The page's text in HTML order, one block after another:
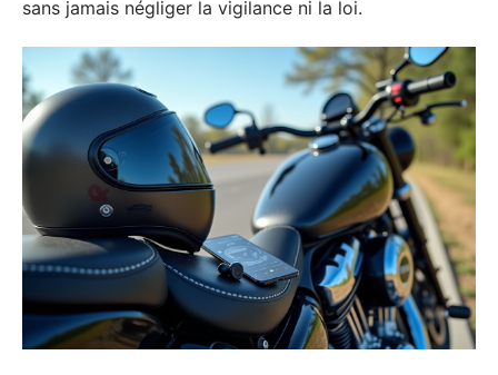
sans jamais négliger la vigilance ni la loi.